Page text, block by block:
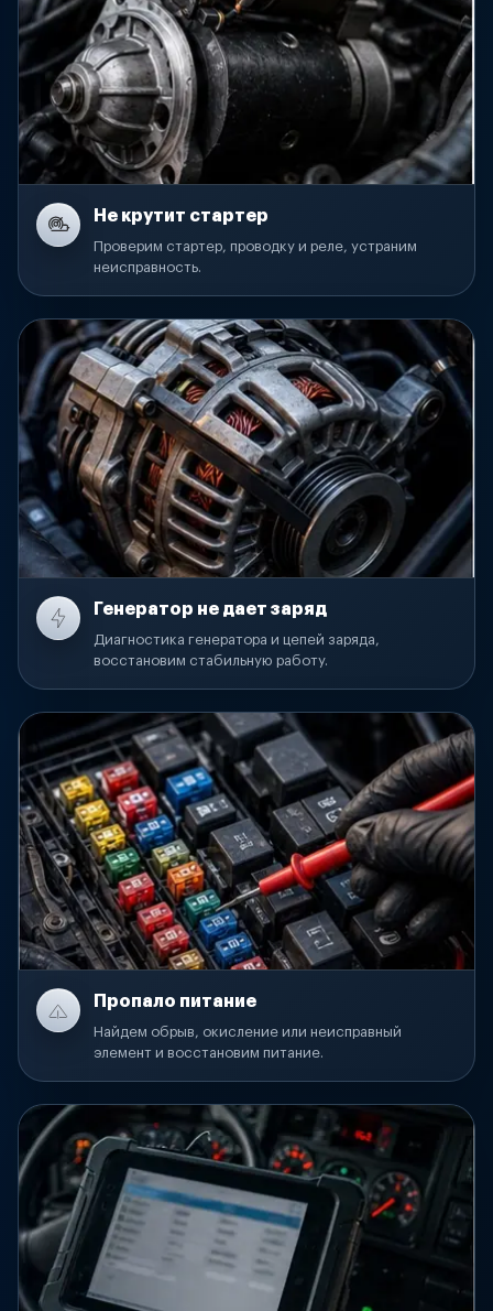
Не крутит стартер
Проверим стартер, проводку и реле, устраним
неисправность.
Генератор не дает заряд
Диагностика генератора и цепей заряда,
восстановим стабильную работу.
Пропало питание
Найдем обрыв, окисление или неисправный
элемент и восстановим питание.